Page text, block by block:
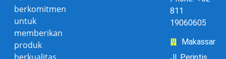
berkomitmen
untuk
memberikan
produk
811
19060605
Makassar